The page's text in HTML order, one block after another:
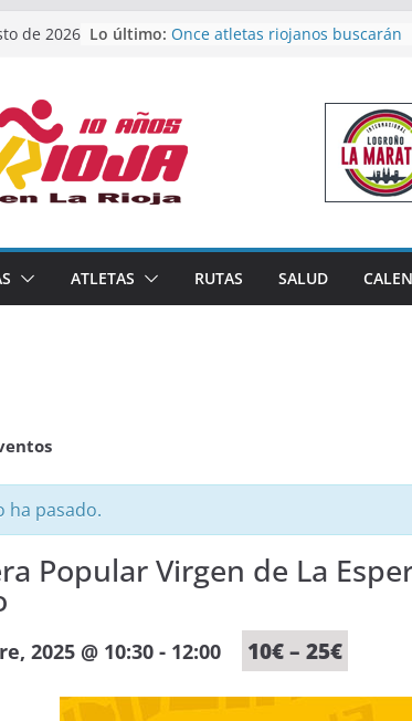
de 2026 Lo último: los Nacionales de Triatlón Cros,
podio en el Campeonato de
Absoluto de Málaga
Un bronce en 4×400 y tres
de finalista cierran la
riojana en en Nacional de
Acuatlón en Calahorra
Marcos Moreno, subacampeón
España absoluto en Disco
ATLETAS RUTAS SALUD
ha pasado.
Popular Virgen de La
2025 @ 10:30 - 12:00 10€ – 25€